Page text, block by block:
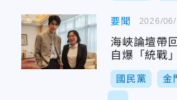
要聞
海峽論壇帶
自爆「統戰
國民黨 金
2026/